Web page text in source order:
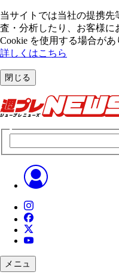
当サイトでは当社の提携先
査・分析したり、お客様
Cookie を使⽤する場合があ
詳しくはこちら
閉じる
メニュ